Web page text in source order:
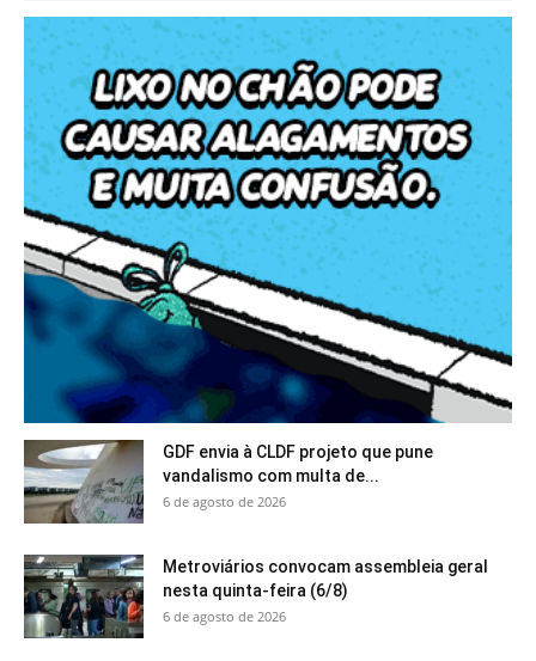
GDF envia à CLDF projeto que pune
vandalismo com multa de...
6 de agosto de 2026
Metroviários convocam assembleia geral
nesta quinta-feira (6/8)
6 de agosto de 2026